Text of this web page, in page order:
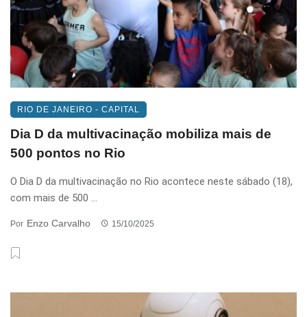
RIO DE JANEIRO - CAPITAL
Dia D da multivacinação mobiliza mais de
500 pontos no Rio
O Dia D da multivacinação no Rio acontece neste sábado (18),
com mais de 500 ...
Por Enzo Carvalho 15/10/2025